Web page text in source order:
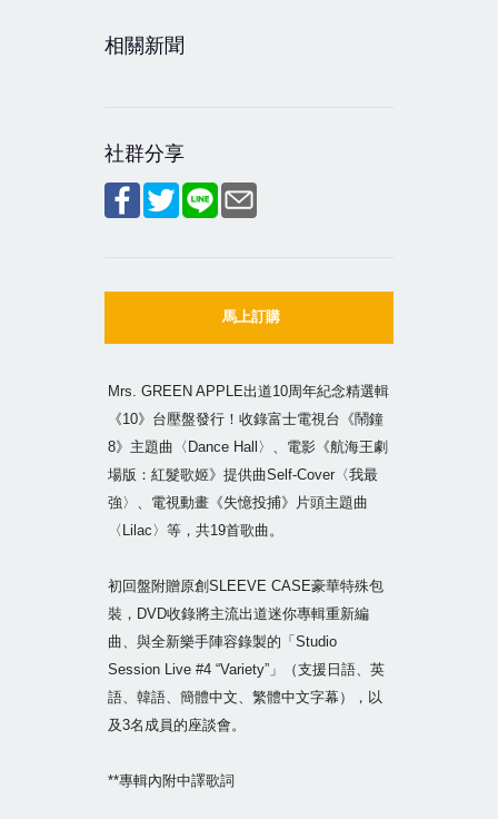
相關新聞
社群分享
馬上訂購
Mrs. GREEN APPLE出道10周年紀念精選輯
《10》台壓盤發行！收錄富士電視台《鬧鐘
8》主題曲〈Dance Hall〉、電影《航海王劇
場版：紅髮歌姬》提供曲Self-Cover〈我最
強〉、電視動畫《失憶投捕》片頭主題曲
〈Lilac〉等，共19首歌曲。
初回盤附贈原創SLEEVE CASE豪華特殊包
裝，DVD收錄將主流出道迷你專輯重新編
曲、與全新樂手陣容錄製的「Studio
Session Live #4 “Variety”」（支援日語、英
語、韓語、簡體中文、繁體中文字幕），以
及3名成員的座談會。
**專輯內附中譯歌詞